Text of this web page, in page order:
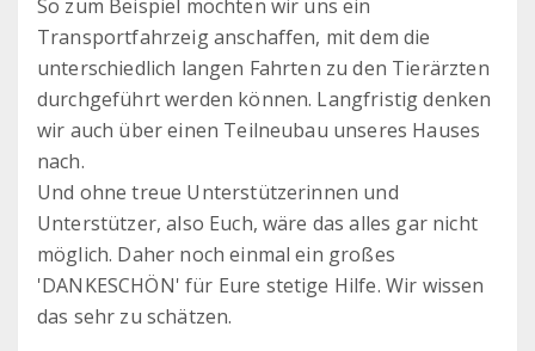
So zum Beispiel möchten wir uns ein
Transportfahrzeig anschaffen, mit dem die
unterschiedlich langen Fahrten zu den Tierärzten
durchgeführt werden können. Langfristig denken
wir auch über einen Teilneubau unseres Hauses
nach.
Und ohne treue Unterstützerinnen und
Unterstützer, also Euch, wäre das alles gar nicht
möglich. Daher noch einmal ein großes
'DANKESCHÖN' für Eure stetige Hilfe. Wir wissen
das sehr zu schätzen.